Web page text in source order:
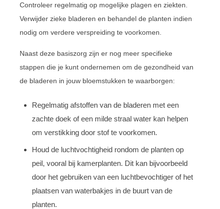
Controleer regelmatig op mogelijke plagen en ziekten.
Verwijder zieke bladeren en behandel de planten indien
nodig om verdere verspreiding te voorkomen.
Naast deze basiszorg zijn er nog meer specifieke
stappen die je kunt ondernemen om de gezondheid van
de bladeren in jouw bloemstukken te waarborgen:
Regelmatig afstoffen van de bladeren met een
zachte doek of een milde straal water kan helpen
om verstikking door stof te voorkomen.
Houd de luchtvochtigheid rondom de planten op
peil, vooral bij kamerplanten. Dit kan bijvoorbeeld
door het gebruiken van een luchtbevochtiger of het
plaatsen van waterbakjes in de buurt van de
planten.